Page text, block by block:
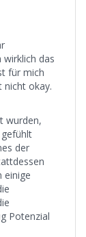
wirklich das
für mich
nicht okay.
wurden,
der
einige
Potenzial